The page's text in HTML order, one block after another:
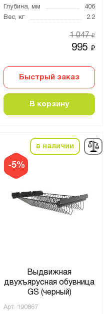
Глубина, мм
406
Вес, кг
2.2
995₽
1 047₽
Быстрый заказ
В корзину
-5%
в наличии
Выдвижная
двухъярусная обувница
GS (черный)
Арт. 190867